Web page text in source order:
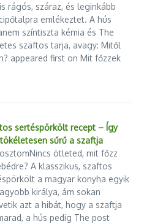
rágós, száraz, és leginkább
emlékeztet. A hús
színtiszta kémia és The
szaftos tarja, avagy: Mitől
appeared first on Mit főzzek
sertéspörkölt recept – Így
sűrű a szaftja
ötleted, mit főzz
A klasszikus, szaftos
a magyar konyha egyik
királya, ám sokan
azt a hibát, hogy a szaftja
a hús pedig The post